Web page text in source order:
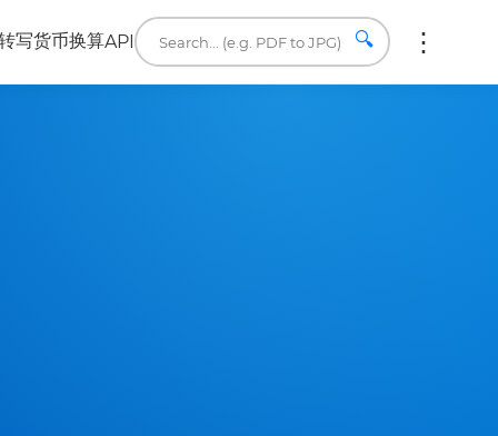
写货币换算API 🔍